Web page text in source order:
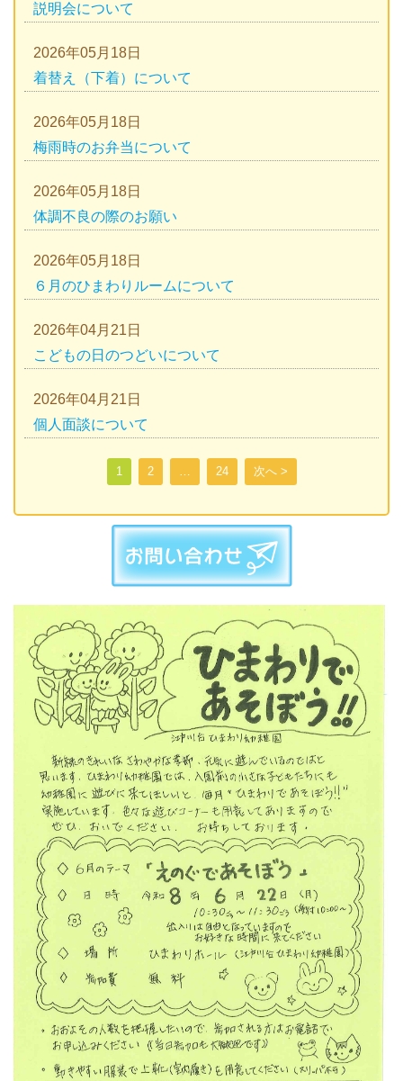
説明会について
2026年05月18日
着替え（下着）について
2026年05月18日
梅雨時のお弁当について
2026年05月18日
体調不良の際のお願い
2026年05月18日
６月のひまわりルームについて
2026年04月21日
こどもの日のつどいについて
2026年04月21日
個人面談について
1 2 … 24 次へ >